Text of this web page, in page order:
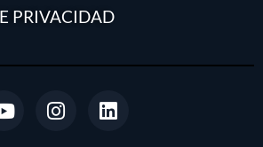
PRIVACIDAD